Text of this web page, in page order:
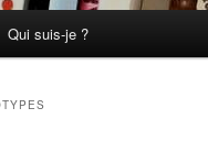
Qui suis-je ?